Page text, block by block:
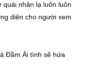
nhân lạ luôn luôn
diện cho người xem
Đầm Ái tình sẽ hứa